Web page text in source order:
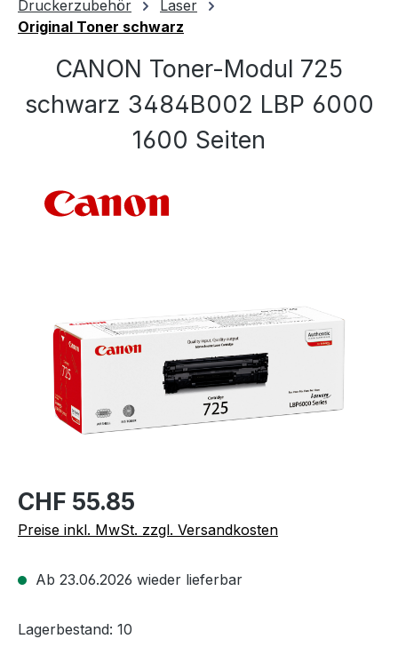
Druckerzubehör
Laser
Original Toner schwarz
CANON Toner-Modul 725
schwarz 3484B002 LBP 6000
1600 Seiten
CHF 55.85
Preise inkl. MwSt. zzgl. Versandkosten
Ab 23.06.2026 wieder lieferbar
Lagerbestand: 10